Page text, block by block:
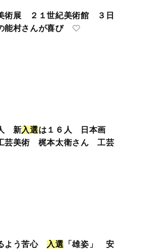
術展 ２１世紀美術館 ３日
村さんが喜び
新入選は１６人 日本画
芸美術 梶本太衛さん 工芸
よう苦心 入選 「雄姿」 安